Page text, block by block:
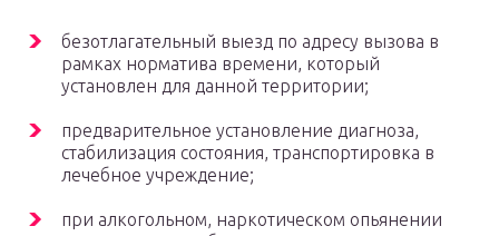
безотлагательный выезд по адресу вызова в
рамках норматива времени, который
установлен для данной территории;
предварительное установление диагноза,
стабилизация состояния, транспортировка в
лечебное учреждение;
при алкогольном, наркотическом опьянении